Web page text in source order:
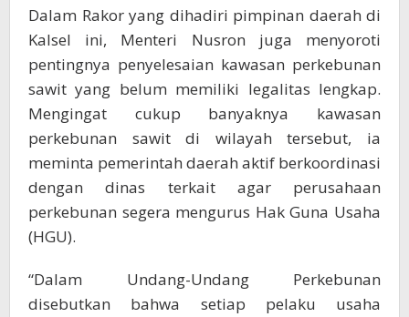
Dalam Rakor yang dihadiri pimpinan daerah di
Kalsel ini, Menteri Nusron juga menyoroti
pentingnya penyelesaian kawasan perkebunan
sawit yang belum memiliki legalitas lengkap.
Mengingat cukup banyaknya kawasan
perkebunan sawit di wilayah tersebut, ia
meminta pemerintah daerah aktif berkoordinasi
dengan dinas terkait agar perusahaan
perkebunan segera mengurus Hak Guna Usaha
(HGU).
“Dalam Undang-Undang Perkebunan
disebutkan bahwa setiap pelaku usaha